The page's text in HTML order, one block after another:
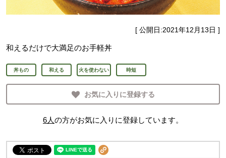
[ 公開日:2021年12月13日 ]
和えるだけで大満足のお手軽丼
丼もの 和える 火を使わない 時短
お気に入りに登録する
6人の方がお気に入りに登録しています。